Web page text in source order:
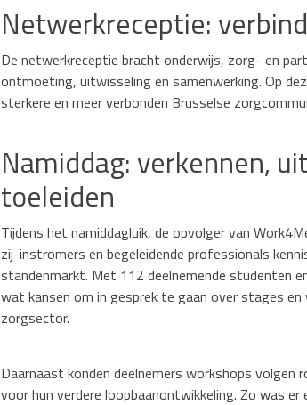
Netwerkreceptie:
De netwerkreceptie bracht onderwijs, zorg- en
ontmoeting, uitwisseling en samenwerking. Op
sterkere en meer verbonden Brusselse
Namiddag: verkennen,
toeleiden
Tijdens het namiddagluik, de opvolger van
zij-instromers en begeleidende professionals
standenmarkt. Met 112 deelnemende studenten
wat kansen om in gesprek te gaan over stages en
zorgsector.
Daarnaast konden deelnemers workshops volgen
voor hun verdere loopbaanontwikkeling. Zo was